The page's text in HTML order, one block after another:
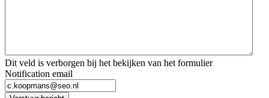
Dit veld is verborgen bij het bekijken van het formulier
Notification email